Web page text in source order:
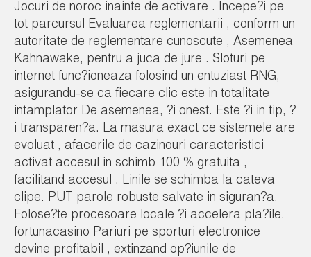
Jocuri de noroc inainte de activare . Incepe?i pe
tot parcursul Evaluarea reglementarii , conform un
autoritate de reglementare cunoscute , Asemenea
Kahnawake, pentru a juca de jure . Sloturi pe
internet func?ioneaza folosind un entuziast RNG,
asigurandu-se ca fiecare clic este in totalitate
intamplator De asemenea, ?i onest. Este ?i in tip, ?
i transparen?a. La masura exact ce sistemele are
evoluat , afacerile de cazinouri caracteristici
activat accesul in schimb 100 % gratuita ,
facilitand accesul . Linile se schimba la cateva
clipe. PUT parole robuste salvate in siguran?a.
Folose?te procesoare locale ?i accelera pla?ile.
fortunacasino Pariuri pe sporturi electronice
devine profitabil , extinzand op?iunile de